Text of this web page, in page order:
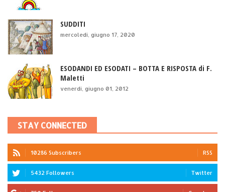
SUDDITI
mercoledì, giugno 17, 2020
ESODANDI ED ESODATI – BOTTA E RISPOSTA di F.
Maletti
venerdì, giugno 01, 2012
STAY CONNECTED
10286 Subscribers RSS
5432 Followers Twitter